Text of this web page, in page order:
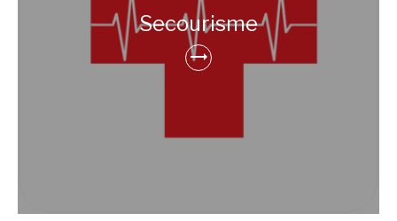
Secourisme